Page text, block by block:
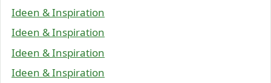
Ideen & Inspiration
Ideen & Inspiration
Ideen & Inspiration
Ideen & Inspiration